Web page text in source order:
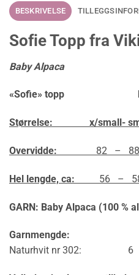
BESKRIVELSE
Sofie Topp fra
Baby Alpaca
«Sofie» topp Nr
Størrelse: x/small-
Overvidde: 82 – 88 –
Hel lengde, ca: 56 – 58
GARN: Baby Alpaca (100 %
Garnmengde:
Naturhvit nr 302: 6